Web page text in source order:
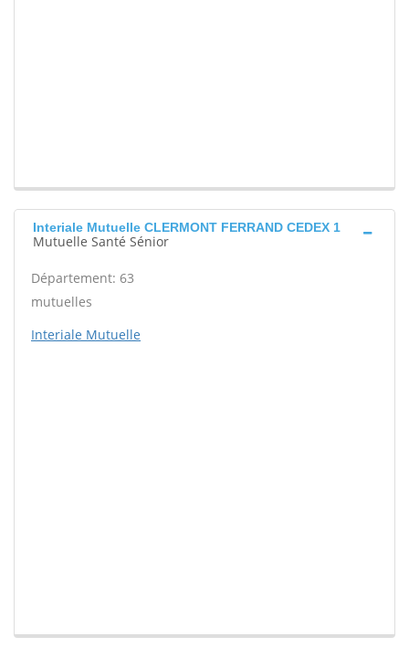
Interiale Mutuelle CLERMONT FERRAND CEDEX 1
Mutuelle Santé Sénior
Département: 63
mutuelles
Interiale Mutuelle